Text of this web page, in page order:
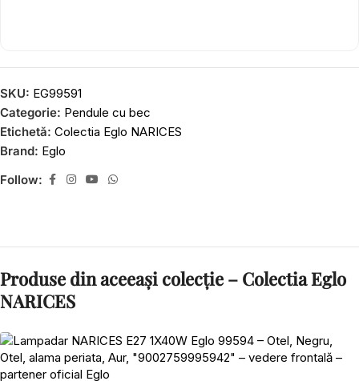
SKU: EG99591
Categorie: Pendule cu bec
Etichetă: Colectia Eglo NARICES
Brand: Eglo
Follow:
Produse din aceeași colecție – Colectia Eglo
NARICES